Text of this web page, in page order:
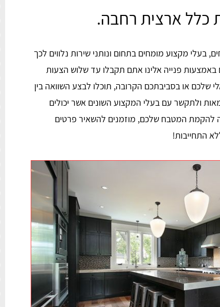
כלל ארצית רחבה.
בעלי מקצוע מומחים בתחום ונותני שירות נלווים לכך
באמצעות פנייה אלינו אתם תקבלו עד שלוש הצעות
שלכם או בסביבתכם הקרובה, תוכלו לבצע השוואה בין
ולתקשר עם בעלי המקצוע השונים אשר יכולים
להקמת המטבח שלכם, מוזמנים להשאיר פרטים
התחייבות!